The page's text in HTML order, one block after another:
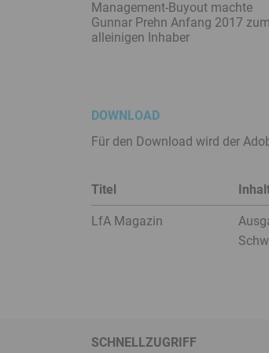
Management-Buyout machte
Gunnar Prehn Anfang 2017 zum
alleinigen Inhaber
DOWNLOAD
Für den Download wird der
Titel
LfA Magazin
SCHNELLZUGRIFF